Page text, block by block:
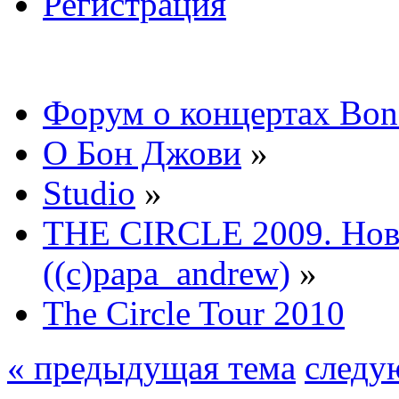
Форум о концертах
О Бон Джови »
Studio »
THE CIRCLE 2009.
((c)papa_andrew) »
The Circle Tour 2010
« предыдущая тема